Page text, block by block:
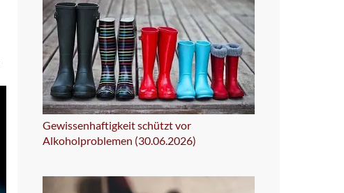
Gewissenhaftigkeit schützt vor
Alkoholproblemen (30.06.2026)